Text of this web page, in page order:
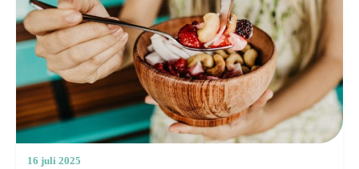
16 juli 2025